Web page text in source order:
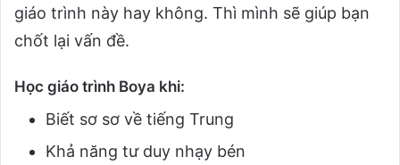
giáo trình này hay không. Thì mình sẽ giúp bạn
chốt lại vấn đề.
Học giáo trình Boya khi:
Biết sơ sơ về tiếng Trung
Khả năng tư duy nhạy bén